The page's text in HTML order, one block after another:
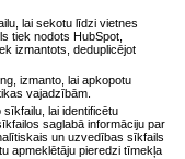
lai sekotu līdzi vietnes
tiek nodots HubSpot,
izmantots, deduplicējot
izmanto, lai apkopotu
vajadzībām.
lai identificētu
saglabā informāciju par
un uzvedības sīkfails
apmeklētāju pieredzi tīmekļa